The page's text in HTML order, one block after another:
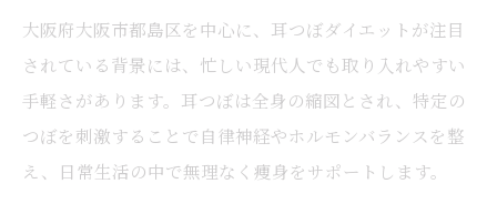
大阪府大阪市都島区を中心に、耳つぼダイエットが注目
されている背景には、忙しい現代人でも取り入れやすい
手軽さがあります。耳つぼは全身の縮図とされ、特定の
つぼを刺激することで自律神経やホルモンバランスを整
え、日常生活の中で無理なく痩身をサポートします。